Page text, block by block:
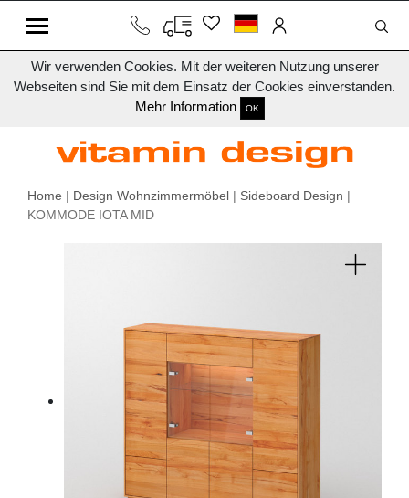
Wir verwenden Cookies. Mit der weiteren Nutzung unserer
Webseiten sind Sie mit dem Einsatz der Cookies einverstanden.
Mehr Information
OK
Home | Design Wohnzimmermöbel | Sideboard Design |
KOMMODE IOTA MID